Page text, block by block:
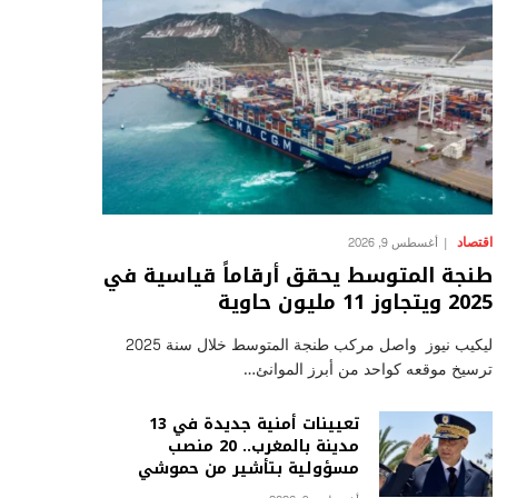
اقتصاد أغسطس 9, 2026
طنجة المتوسط يحقق أرقاماً قياسية في
2025 ويتجاوز 11 مليون حاوية
ليكيب نيوز واصل مركب طنجة المتوسط خلال سنة 2025
ترسيخ موقعه كواحد من أبرز الموانئ…
تعيينات أمنية جديدة في 13
مدينة بالمغرب.. 20 منصب
مسؤولية بتأشير من حموشي